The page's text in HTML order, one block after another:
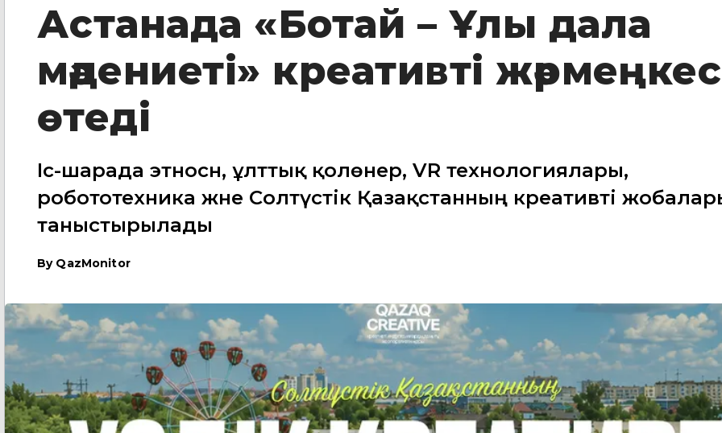
Астанада «Ботай – Ұлы дала
мәдениеті» креативті
өтеді
Іс-шарада этносән, ұлттық қолөнер, VR технологиялары,
робототехника және Солтүстік Қазақстанның креативті
таныстырылады
By QazMonitor